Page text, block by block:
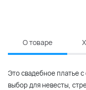
О товаре
Это свадебное платье
выбор для невесты,